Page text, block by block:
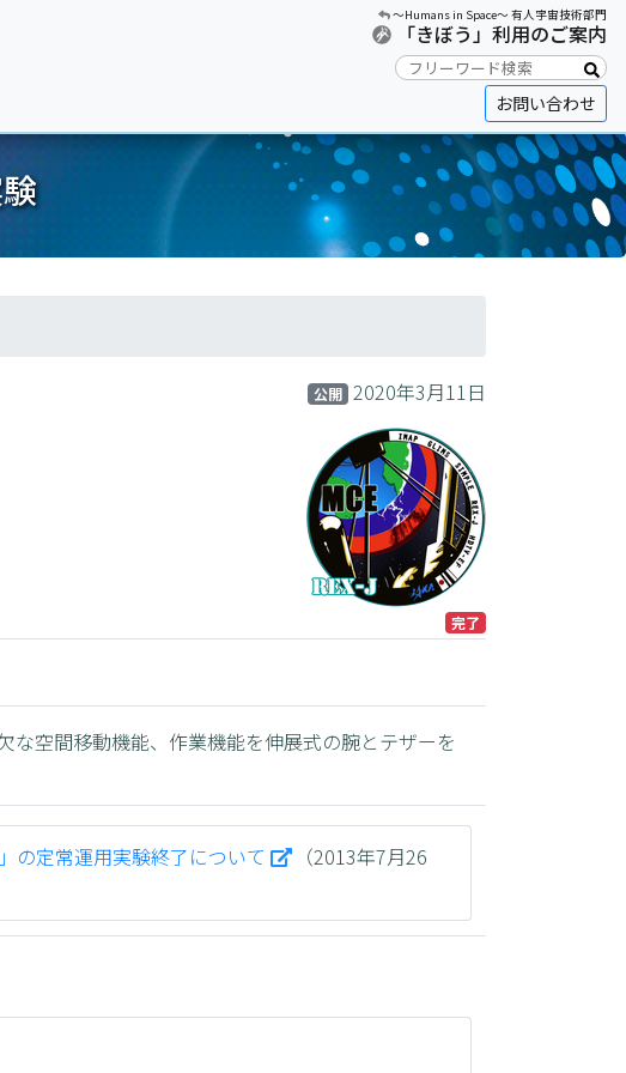
〜Humans in Space〜 有人宇宙技術部門
「きぼう」利用のご案内
お問い合わせ
公開 2020年3月11日
完了
な空間移動機能、作業機能を伸展式の腕とテザーを
の定常運用実験終了について
（2013年7月26